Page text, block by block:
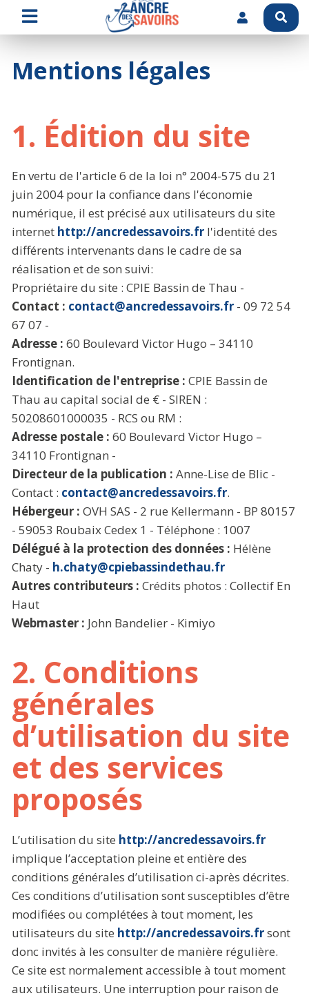
Mentions légales
1. Édition du site
En vertu de l'article 6 de la loi n° 2004-575 du 21
juin 2004 pour la confiance dans l'économie
numérique, il est précisé aux utilisateurs du site
internet http://ancredessavoirs.fr l'identité des
différents intervenants dans le cadre de sa
réalisation et de son suivi:
Propriétaire du site : CPIE Bassin de Thau -
Contact : contact@ancredessavoirs.fr - 09 72 54
67 07 -
Adresse : 60 Boulevard Victor Hugo – 34110
Frontignan.
Identification de l'entreprise : CPIE Bassin de
Thau au capital social de € - SIREN :
50208601000035 - RCS ou RM :
Adresse postale : 60 Boulevard Victor Hugo –
34110 Frontignan -
Directeur de la publication : Anne-Lise de Blic -
Contact : contact@ancredessavoirs.fr.
Hébergeur : OVH SAS - 2 rue Kellermann - BP 80157
- 59053 Roubaix Cedex 1 - Téléphone : 1007
Délégué à la protection des données : Hélène
Chaty - h.chaty@cpiebassindethau.fr
Autres contributeurs : Crédits photos : Collectif En
Haut
Webmaster : John Bandelier - Kimiyo
2. Conditions
générales
d’utilisation du site
et des services
proposés
L’utilisation du site http://ancredessavoirs.fr
implique l’acceptation pleine et entière des
conditions générales d’utilisation ci-après décrites.
Ces conditions d’utilisation sont susceptibles d’être
modifiées ou complétées à tout moment, les
utilisateurs du site http://ancredessavoirs.frsont
donc invités à les consulter de manière régulière.
Ce site est normalement accessible à tout moment
aux utilisateurs. Une interruption pour raison de